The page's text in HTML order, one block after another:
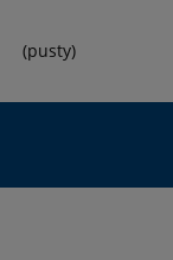
(pusty)